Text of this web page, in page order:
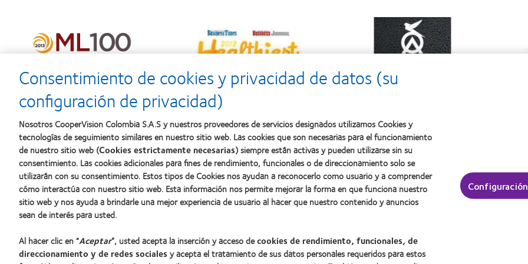
Nuestros productos
Encuentra tu lente
Tecnología de lentes de contacto
Lentes de contacto y visión
Usuario nuevo
Usuario con experiencia
Acerca de CooperVision
Carreras
Noticias
Contacto
Consentimiento de cookies y privacidad de datos (su
configuración de privacidad)
Nosotros CooperVision Colombia S.A.S y nuestros proveedores de servicios designados utilizamos Cookies y
tecnologías de seguimiento similares en nuestro sitio web. Las cookies que son necesarias para el funcionamiento
de nuestro sitio web (Cookies estrictamente necesarias) siempre están activas y pueden utilizarse sin su
consentimiento. Las cookies adicionales para fines de rendimiento, funcionales o de direccionamiento solo se
utilizarán con su consentimiento. Estos tipos de Cookies nos ayudan a reconocerlo como usuario y a comprender
cómo interactúa con nuestro sitio web. Esta información nos permite mejorar la forma en que funciona nuestro
sitio web y nos ayuda a brindarle una mejor experiencia de usuario al hacer que nuestro contenido y anuncios
sean de interés para usted.
Al hacer clic en “Aceptar”, usted acepta la inserción y acceso decookies de rendimiento, funcionales, de
direccionamiento y de redes socialesy acepta el tratamiento de sus datos personales requeridos para estos